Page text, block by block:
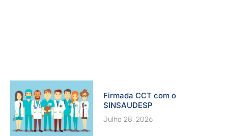
Firmada CCT com o
SINSAUDESP
Julho 28, 2026